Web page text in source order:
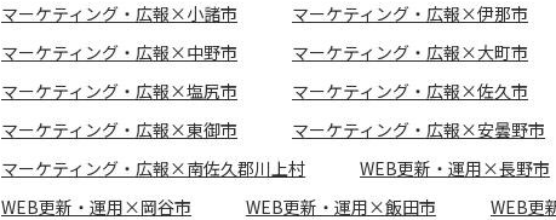
マーケティング・広報×小諸市
マーケティング・広報×伊那市
マーケティング・広報×中野市
マーケティング・広報×大町市
マーケティング・広報×塩尻市
マーケティング・広報×佐久市
マーケティング・広報×東御市
マーケティング・広報×安曇野市
マーケティング・広報×南佐久郡川上村
WEB更新・運用×長野市
WEB更新・運用×岡谷市
WEB更新・運用×飯田市 WEB更